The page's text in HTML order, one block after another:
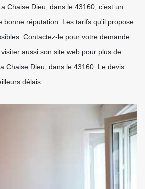
Chaise Dieu, dans le 43160, c’est un
bonne réputation. Les tarifs qu'il propose
Contactez-le pour votre demande
aussi son site web pour plus de
Chaise Dieu, dans le 43160. Le devis
délais.